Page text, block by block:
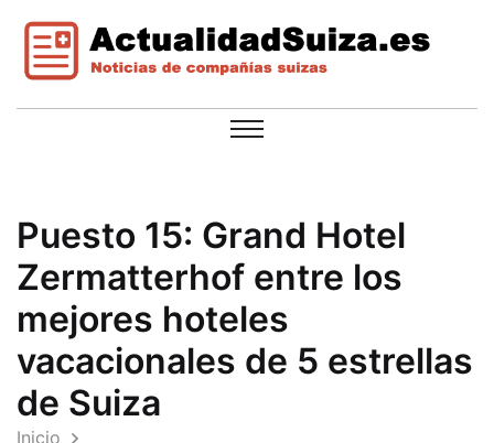
Puesto 15: Grand Hotel
Zermatterhof entre los
mejores hoteles
vacacionales de 5 estrellas
de Suiza
Inicio